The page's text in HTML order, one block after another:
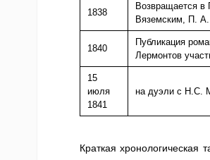
1838
Возвращается в
Вяземским, П.
1840
Публикация
Лермонтов
15
июля
1841
на дуэли с Н.С.
Краткая хронологическая